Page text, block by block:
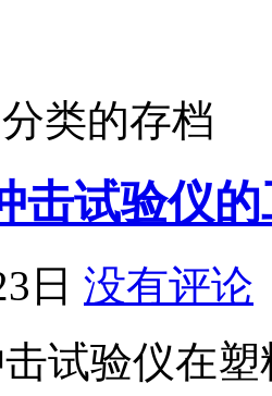
类的存档
击试验仪
日 没有评论
试验仪在